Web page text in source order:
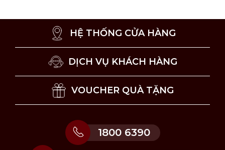
chảo trên giá bếp.
HỆ THỐNG CỬA HÀNG
DỊCH VỤ KHÁCH HÀNG
VOUCHER QUÀ TẶNG
1800 6390